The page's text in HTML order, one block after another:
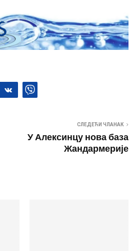
СЛЕДЕЋИ ЧЛАНАК
У Алексинцу нова база
Жандармерије